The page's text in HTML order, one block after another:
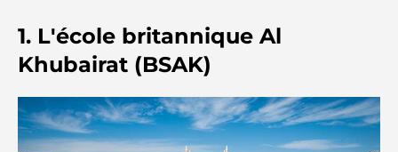
Clubs de plage de Palm Jumeirah : Guide complet
2026
Restaurants italiens du centre-ville de Dubaï : un
avant-goût d'Italie au cœur de la ville
1. L'école britannique Al
Khubairat (BSAK)